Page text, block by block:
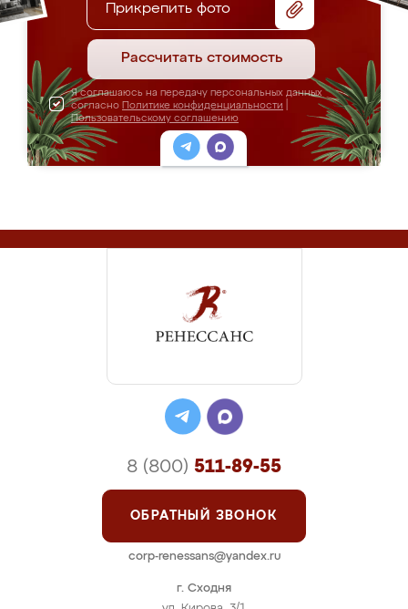
Прикрепить фото
Рассчитать стоимость
Я соглашаюсь на передачу персональных данных
согласно Политике конфиденциальности
Пользовательскому соглашению
г. Сходня
8 (800) 511-89-55
ОБРАТНЫЙ ЗВОНОК
corp-renessans@yandex.ru